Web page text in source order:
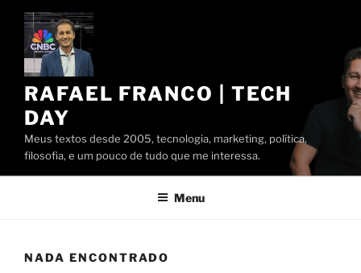
Pular
conteúdo
RAFAEL FRANCO | TECH
DAY
Meus textos desde 2005, tecnologia, marketing, política,
filosofia, e um pouco de tudo que me interessa.
Menu
NADA ENCONTRADO